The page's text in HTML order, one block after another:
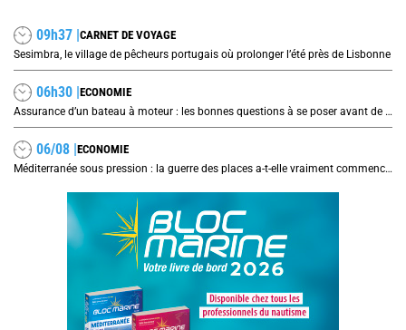
09h37 |CARNET DE VOYAGE
Sesimbra, le village de pêcheurs portugais où prolonger l’été près de Lisbonne
06h30 |ECONOMIE
Assurance d’un bateau à moteur : les bonnes questions à se poser avant de signer son contrat
06/08 |ECONOMIE
Méditerranée sous pression : la guerre des places a-t-elle vraiment commencé ?